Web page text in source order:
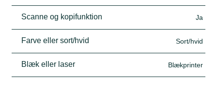
Scanne og kopifunktion Ja
Farve eller sort/hvid Sort/hvid
Blæk eller laser Blækprinter